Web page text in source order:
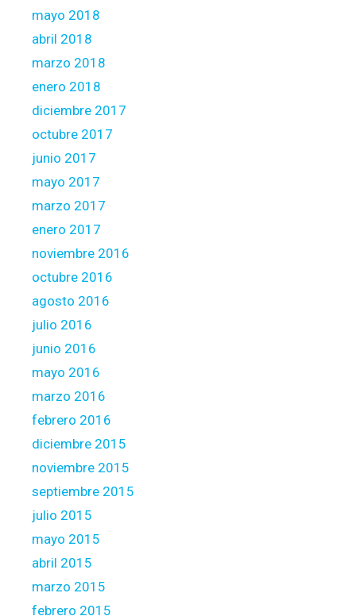
mayo 2018
abril 2018
marzo 2018
enero 2018
diciembre 2017
octubre 2017
junio 2017
mayo 2017
marzo 2017
enero 2017
noviembre 2016
octubre 2016
agosto 2016
julio 2016
junio 2016
mayo 2016
marzo 2016
febrero 2016
diciembre 2015
noviembre 2015
septiembre 2015
julio 2015
mayo 2015
abril 2015
marzo 2015
febrero 2015